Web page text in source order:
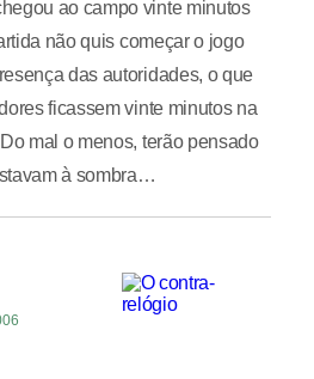
ao campo vinte minutos
não quis começar o jogo
das autoridades, o que
ficassem vinte minutos na
mal o menos, terão pensado
à sombra…